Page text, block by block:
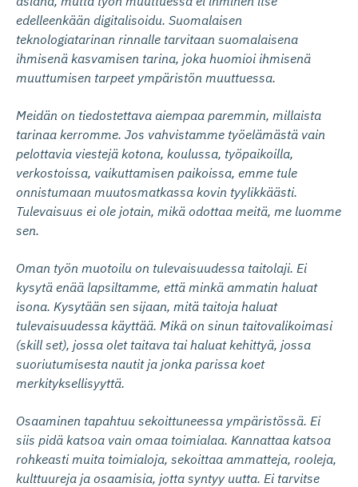
edelleenkään digitalisoidu. Suomalaisen
teknologiatarinan rinnalle tarvitaan suomalaisena
ihmisenä kasvamisen tarina, joka huomioi ihmisenä
muuttumisen tarpeet ympäristön muuttuessa.
Meidän on tiedostettava aiempaa paremmin, millaista
tarinaa kerromme. Jos vahvistamme työelämästä vain
pelottavia viestejä kotona, koulussa, työpaikoilla,
verkostoissa, vaikuttamisen paikoissa, emme tule
onnistumaan muutosmatkassa kovin tyylikkäästi.
Tulevaisuus ei ole jotain, mikä odottaa meitä, me luomme
sen.
Oman työn muotoilu on tulevaisuudessa taitolaji. Ei
kysytä enää lapsiltamme, että minkä ammatin haluat
isona. Kysytään sen sijaan, mitä taitoja haluat
tulevaisuudessa käyttää. Mikä on sinun taitovalikoimasi
(skill set), jossa olet taitava tai haluat kehittyä, jossa
suoriutumisesta nautit ja jonka parissa koet
merkityksellisyyttä.
Osaaminen tapahtuu sekoittuneessa ympäristössä. Ei
siis pidä katsoa vain omaa toimialaa. Kannattaa katsoa
rohkeasti muita toimialoja, sekoittaa ammatteja, rooleja,
kulttuureja ja osaamisia, jotta syntyy uutta. Ei tarvitse